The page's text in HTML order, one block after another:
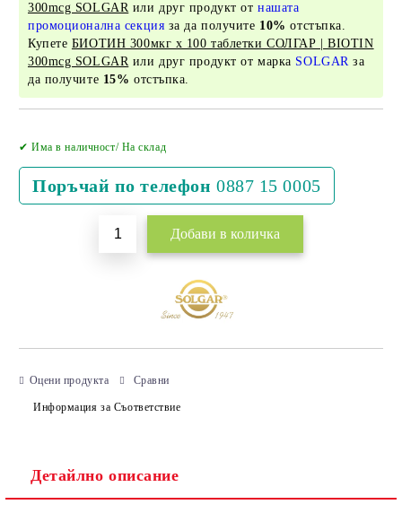
300mcg SOLGARили друг продукт отнашата
промоционална секция за да получите 10% отстъпка.
Купете БИОТИН 300мкг х 100 таблетки СОЛГАР | BIOTIN
300mcg SOLGARили друг продукт от марка SOLGARза
да получите 15% отстъпка.
✔ Има в наличност/ На склад
Поръчай по телефон 0887 15 0005
Оцени продукта Сравни
Информация за Съответствие
Детайлно описание